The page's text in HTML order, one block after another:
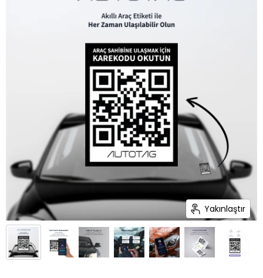
Yakınlaştır